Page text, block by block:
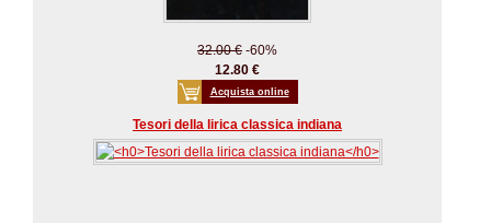
32.00 € -60%
12.80 €
Acquista online
Tesori della lirica classica indiana